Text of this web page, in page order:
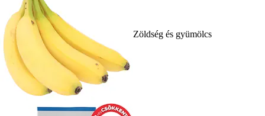
Zöldség és gyümölcs